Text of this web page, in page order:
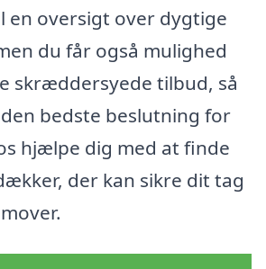
en oversigt over dygtige
du får også mulighed
skræddersyede tilbud, så
bedste beslutning for
hjælpe dig med at finde
der kan sikre dit tag